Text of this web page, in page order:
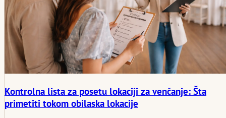
Kontrolna lista za posetu lokaciji za venčanje: Šta
primetiti tokom obilaska lokacije